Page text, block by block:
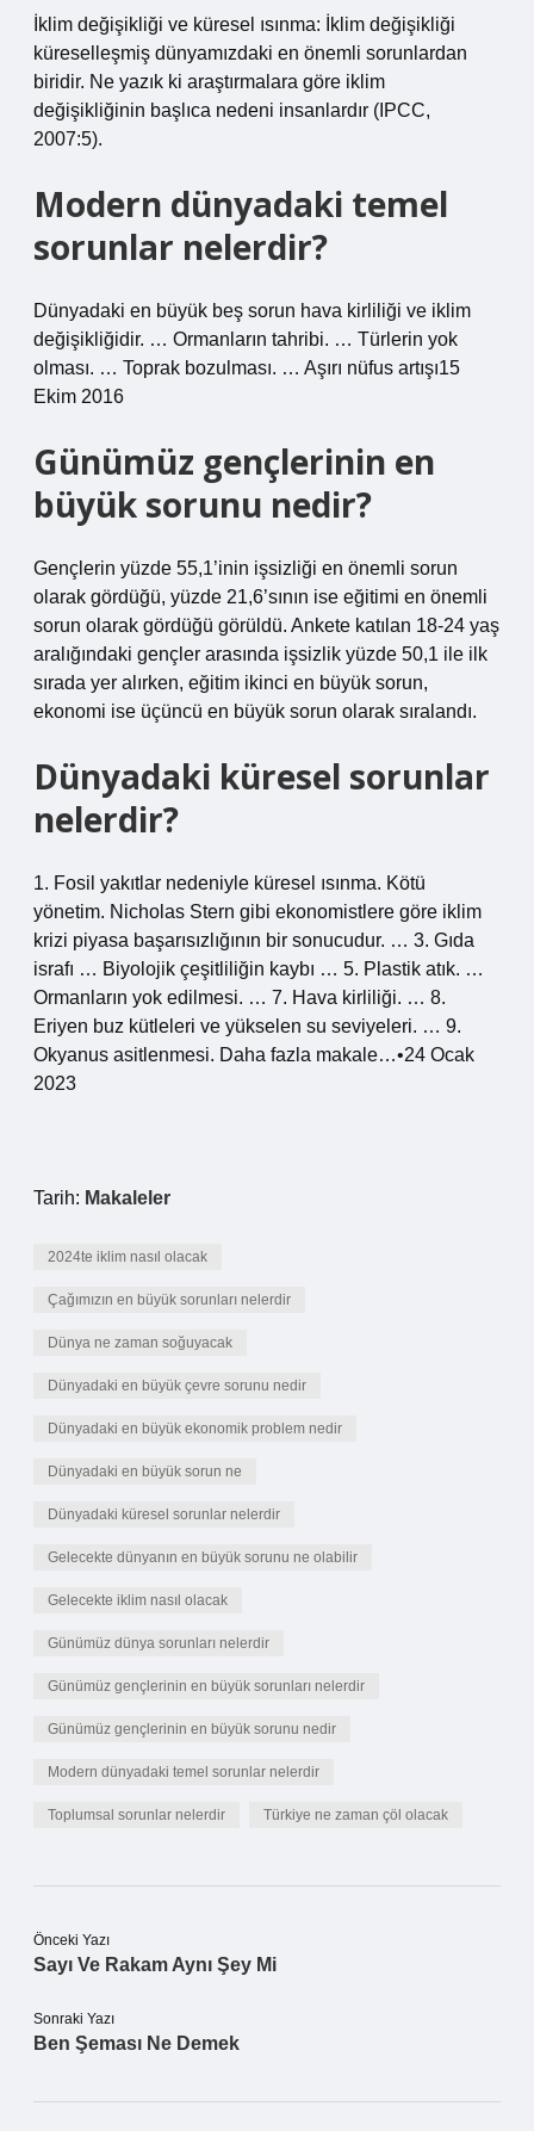
İklim değişikliği ve küresel ısınma: İklim değişikliği
küreselleşmiş dünyamızdaki en önemli sorunlardan
biridir. Ne yazık ki araştırmalara göre iklim
değişikliğinin başlıca nedeni insanlardır (IPCC,
2007:5).
Modern dünyadaki temel
sorunlar nelerdir?
Dünyadaki en büyük beş sorun hava kirliliği ve iklim
değişikliğidir. … Ormanların tahribi. … Türlerin yok
olması. … Toprak bozulması. … Aşırı nüfus artışı15
Ekim 2016
Günümüz gençlerinin en
büyük sorunu nedir?
Gençlerin yüzde 55,1’inin işsizliği en önemli sorun
olarak gördüğü, yüzde 21,6’sının ise eğitimi en önemli
sorun olarak gördüğü görüldü. Ankete katılan 18-24 yaş
aralığındaki gençler arasında işsizlik yüzde 50,1 ile ilk
sırada yer alırken, eğitim ikinci en büyük sorun,
ekonomi ise üçüncü en büyük sorun olarak sıralandı.
Dünyadaki küresel sorunlar
nelerdir?
1. Fosil yakıtlar nedeniyle küresel ısınma. Kötü
yönetim. Nicholas Stern gibi ekonomistlere göre iklim
krizi piyasa başarısızlığının bir sonucudur. … 3. Gıda
israfı … Biyolojik çeşitliliğin kaybı … 5. Plastik atık. …
Ormanların yok edilmesi. … 7. Hava kirliliği. … 8.
Eriyen buz kütleleri ve yükselen su seviyeleri. … 9.
Okyanus asitlenmesi. Daha fazla makale…•24 Ocak
2023
Tarih: Makaleler
2024te iklim nasıl olacak
Çağımızın en büyük sorunları nelerdir
Dünya ne zaman soğuyacak
Dünyadaki en büyük çevre sorunu nedir
Dünyadaki en büyük ekonomik problem nedir
Dünyadaki en büyük sorun ne
Dünyadaki küresel sorunlar nelerdir
Gelecekte dünyanın en büyük sorunu ne olabilir
Gelecekte iklim nasıl olacak
Günümüz dünya sorunları nelerdir
Günümüz gençlerinin en büyük sorunları nelerdir
Günümüz gençlerinin en büyük sorunu nedir
Modern dünyadaki temel sorunlar nelerdir
Toplumsal sorunlar nelerdir Türkiye ne zaman çöl olacak
Önceki Yazı
Sayı Ve Rakam Aynı Şey Mi
Sonraki Yazı
Ben Şeması Ne Demek